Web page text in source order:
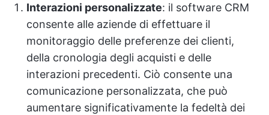
Interazioni personalizzate: il software CRM
consente alle aziende di effettuare il
monitoraggio delle preferenze dei clienti,
della cronologia degli acquisti e delle
interazioni precedenti. Ciò consente una
comunicazione personalizzata, che può
aumentare significativamente la fedeltà dei